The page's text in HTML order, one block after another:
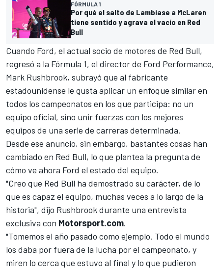
FÓRMULA 1
Por qué el salto de Lambiase a McLaren
tiene sentido y agrava el vacío en Red
Bull
Cuando Ford, el actual socio de motores de Red Bull,
regresó a la Fórmula 1, el director de Ford Performance,
Mark Rushbrook, subrayó que al fabricante
estadounidense le gusta aplicar un enfoque similar en
todos los campeonatos en los que participa: no un
equipo oficial, sino unir fuerzas con los mejores
equipos de una serie de carreras determinada.
Desde ese anuncio, sin embargo, bastantes cosas han
cambiado en Red Bull, lo que plantea la pregunta de
cómo ve ahora Ford el estado del equipo.
"Creo que Red Bull ha demostrado su carácter, de lo
que es capaz el equipo, muchas veces a lo largo de la
historia", dijo Rushbrook durante una entrevista
exclusiva con Motorsport.com.
"Tomemos el año pasado como ejemplo. Todo el mundo
los daba por fuera de la lucha por el campeonato, y
miren lo cerca que estuvo al final y lo que pudieron